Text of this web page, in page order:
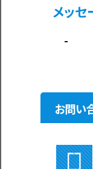
メッセ
-
お問い